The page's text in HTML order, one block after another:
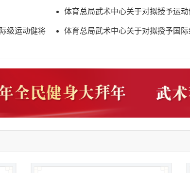
体育总局武术中心关于对拟授予运
员公示的函
级运动健将
体育总局武术中心关于对拟授予国